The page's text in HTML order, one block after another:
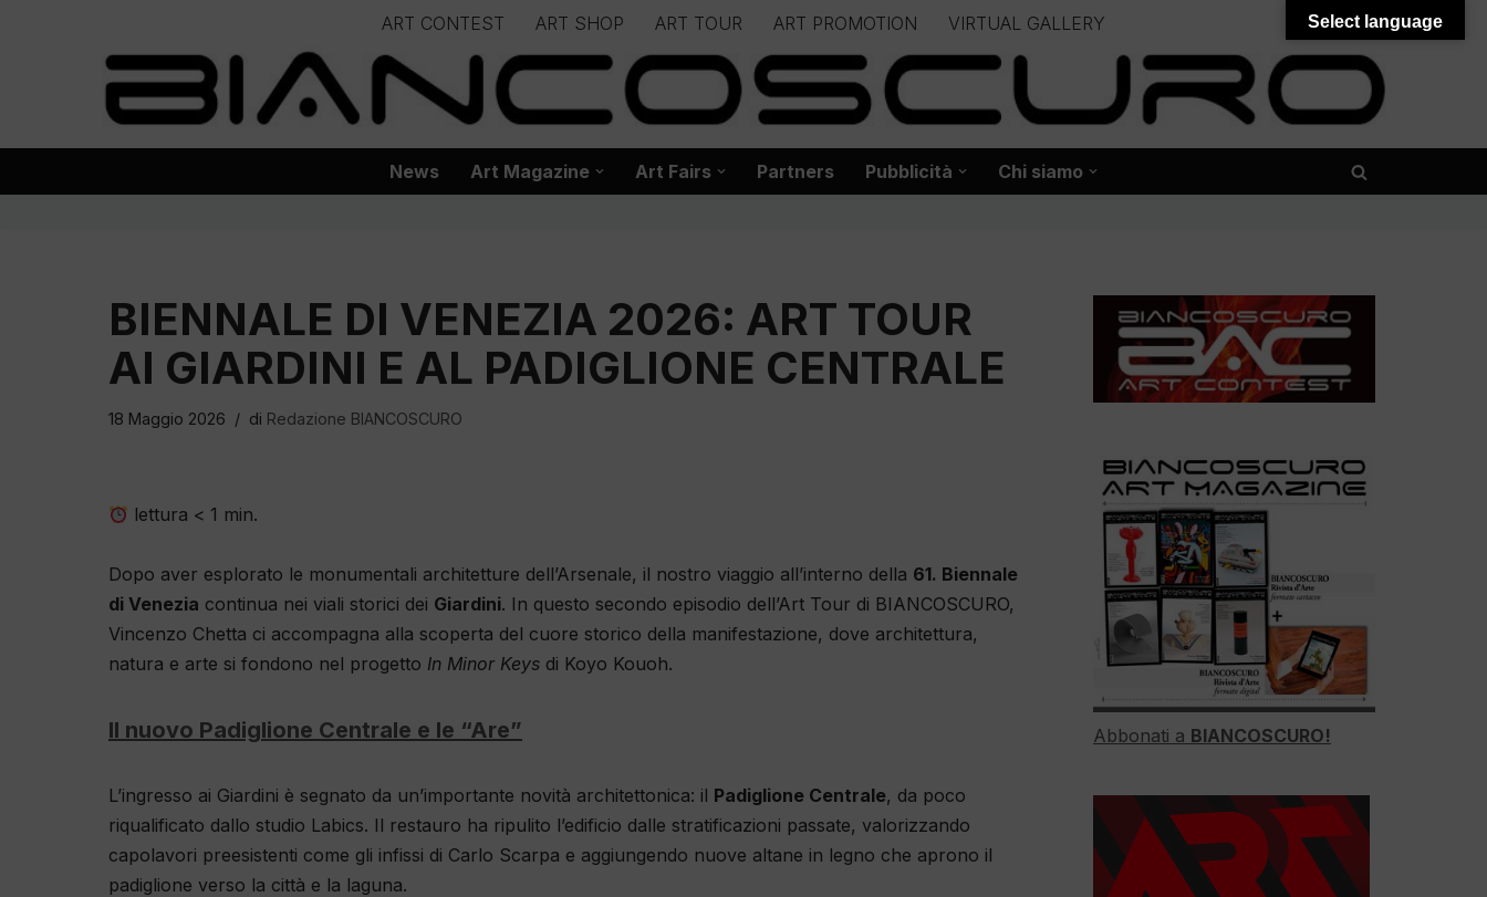
ART CONTEST ART SHOP ART TOUR ART PROMOTION VIRTUAL GALLERY
– – – – – – – – – – – – – – – www.biancoscuro.it – – – – – – – – – – – – – – –
– – – – – – – – – – – – – – – Progetto BIANCOSCURO – Editoria – Spazi Espositivi – Concorsi Internazionali – – – – – – – – – – – – – – –
News Art Magazine Art Fairs Partners Pubblicità Chi siamo
BIENNALE DI VENEZIA 2026: ART TOUR
AI GIARDINI E AL PADIGLIONE CENTRALE
18 Maggio 2026 di Redazione BIANCOSCURO
lettura < 1 min.
Dopo aver esplorato le monumentali architetture dell’Arsenale, il nostro viaggio all’interno della 61. Biennale
di Venezia continua nei viali storici dei Giardini. In questo secondo episodio dell’Art Tour di BIANCOSCURO,
Vincenzo Chetta ci accompagna alla scoperta del cuore storico della manifestazione, dove architettura,
natura e arte si fondono nel progetto In Minor Keys di Koyo Kouoh.
Il nuovo Padiglione Centrale e le “Are”
L’ingresso ai Giardini è segnato da un’importante novità architettonica: il Padiglione Centrale, da poco
riqualificato dallo studio Labics. Il restauro ha ripulito l’edificio dalle stratificazioni passate, valorizzando
capolavori preesistenti come gli infissi di Carlo Scarpa e aggiungendo nuove altane in legno che aprono il
padiglione verso la città e la laguna.
Abbonati a BIANCOSCURO!
Select language